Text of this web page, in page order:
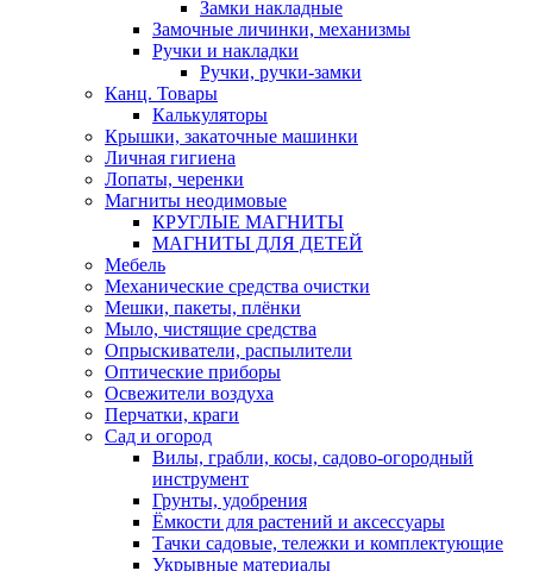
Замки накладные
Замочные личинки, механизмы
Ручки и накладки
Ручки, ручки-замки
Канц. Товары
Калькуляторы
Крышки, закаточные машинки
Личная гигиена
Лопаты, черенки
Магниты неодимовые
КРУГЛЫЕ МАГНИТЫ
МАГНИТЫ ДЛЯ ДЕТЕЙ
Мебель
Механические средства очистки
Мешки, пакеты, плёнки
Мыло, чистящие средства
Опрыскиватели, распылители
Оптические приборы
Освежители воздуха
Перчатки, краги
Сад и огород
Вилы, грабли, косы, садово-огородный
инструмент
Грунты, удобрения
Ёмкости для растений и аксессуары
Тачки садовые, тележки и комплектующие
Укрывные материалы